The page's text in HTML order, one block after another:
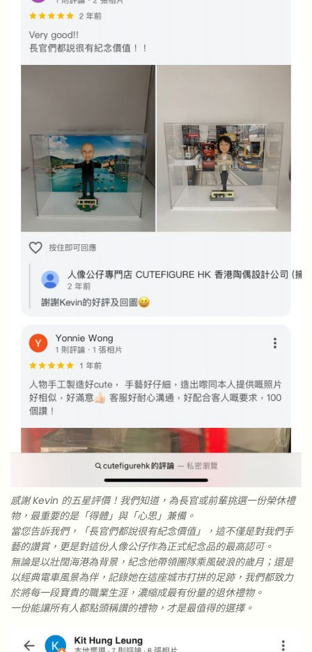
感謝 Kevin 的五星評價！我們知道，為長官或前輩挑選一份榮休禮
物，最重要的是「得體」與「心思」兼備。
當您告訴我們，「長官們都說很有紀念價值」，這不僅是對我們手
藝的讚賞，更是對這份人像公仔作為正式紀念品的最高認可。
無論是以壯闊海港為背景，紀念他帶領團隊乘風破浪的歲月；還是
以經典電車風景為伴，記錄她在這座城市打拼的足跡，我們都致力
於將每一段寶貴的職業生涯，濃縮成最有份量的退休禮物。
一份能讓所有人都點頭稱讚的禮物，才是最值得的選擇。